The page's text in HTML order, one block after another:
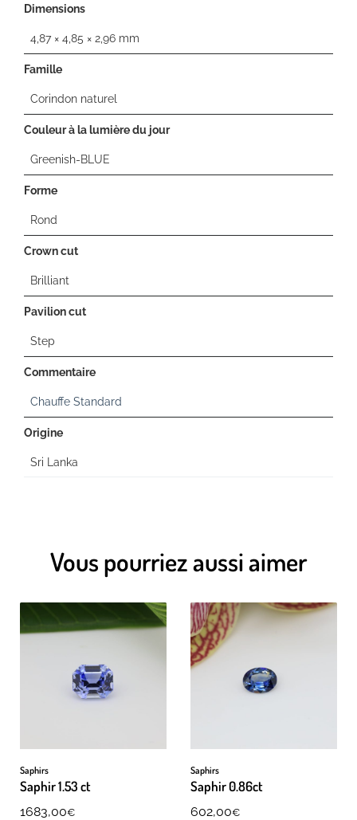
Dimensions
4,87 × 4,85 × 2,96 mm
Famille
Corindon naturel
Couleur à la lumière du jour
Greenish-BLUE
Forme
Rond
Crown cut
Brilliant
Pavilion cut
Step
Commentaire
Chauffe Standard
Origine
Sri Lanka
Vous pourriez aussi aimer
Saphirs
Saphir 1.53 ct
1683,00€
Saphirs
Saphir 0.86ct
602,00€